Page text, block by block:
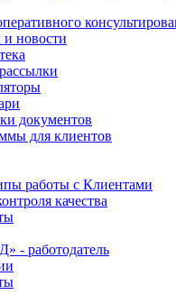
новости
документов
для клиентов
работы с Клиентами
качества
- работодатель